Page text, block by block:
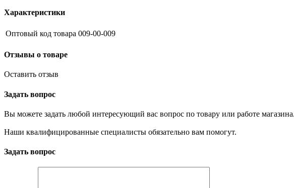
Характеристики
Оптовый код товара 009-00-009
Отзывы о товаре
Оставить отзыв
Задать вопрос
Вы можете задать любой интересующий вас вопрос по товару или работе магазина.
Наши квалифицированные специалисты обязательно вам помогут.
Задать вопрос